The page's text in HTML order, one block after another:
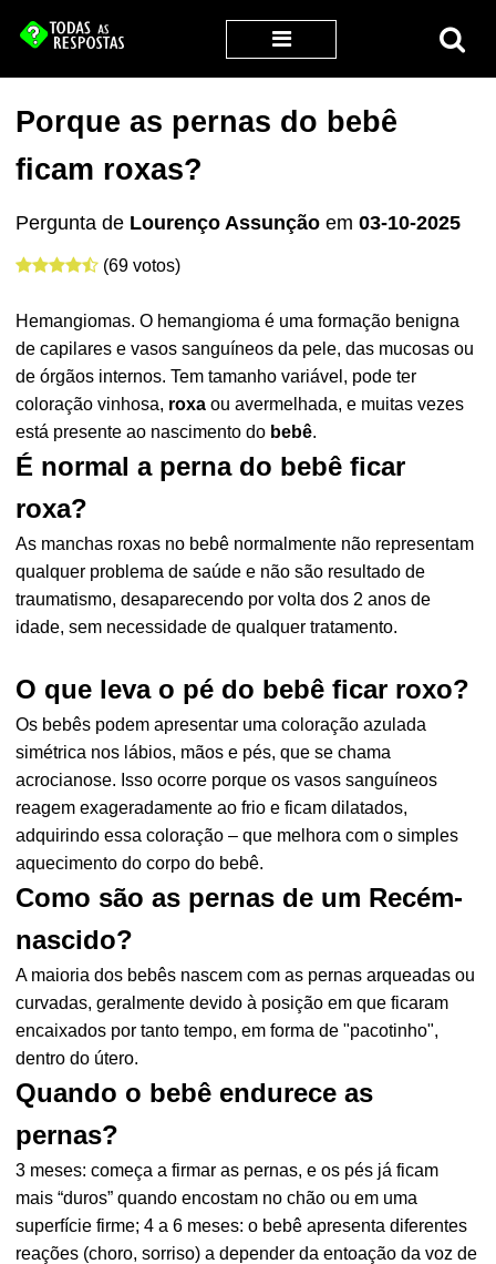
Porque as pernas do bebê
ficam roxas?
Pergunta de Lourenço Assunção em03-10-2025
(69 votos)
Hemangiomas. O hemangioma é uma formação benigna
de capilares e vasos sanguíneos da pele, das mucosas ou
de órgãos internos. Tem tamanho variável, pode ter
coloração vinhosa, roxa ou avermelhada, e muitas vezes
está presente ao nascimento do bebê.
É normal a perna do bebê ficar
roxa?
As manchas roxas no bebê normalmente não representam
qualquer problema de saúde e não são resultado de
traumatismo, desaparecendo por volta dos 2 anos de
idade, sem necessidade de qualquer tratamento.
O que leva o pé do bebê ficar roxo?
Os bebês podem apresentar uma coloração azulada
simétrica nos lábios, mãos e pés, que se chama
acrocianose. Isso ocorre porque os vasos sanguíneos
reagem exageradamente ao frio e ficam dilatados,
adquirindo essa coloração – que melhora com o simples
aquecimento do corpo do bebê.
Como são as pernas de um Recém-
nascido?
A maioria dos bebês nascem com as pernas arqueadas ou
curvadas, geralmente devido à posição em que ficaram
encaixados por tanto tempo, em forma de "pacotinho",
dentro do útero.
Quando o bebê endurece as
pernas?
3 meses: começa a firmar as pernas, e os pés já ficam
mais “duros” quando encostam no chão ou em uma
superfície firme; 4 a 6 meses: o bebê apresenta diferentes
reações (choro, sorriso) a depender da entoação da voz de